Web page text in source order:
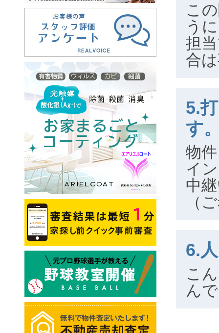
こ
う
担
合
5.
す
物
イ
中
（
6.
こ
ん